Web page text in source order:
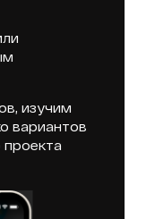
изучим
вариантов
проекта